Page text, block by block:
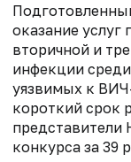
оказание услуг
вторичной и
инфекции
уязвимых к
короткий срок
представители
конкурса за 39